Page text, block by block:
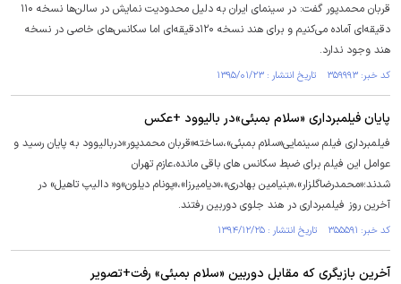
قربان محمدپور گفت: در سینمای ایران به دلیل محدودیت نمایش در سالن‌ها نسخه ۱۱۰
دقیقه‌ای آماده می‌کنیم و برای هند نسخه ۱۲۰دقیقه‌ای اما سکانس‌های خاصی در نسخه
هند وجود ندارد.
کد خبر: ۳۵۹۹۹۳ تاریخ انتشار : ۱۳۹۵/۰۱/۲۳
پایان فیلمبرداری «سلام بمبئی»در بالیوود +عکس
فیلمبرداری فیلم سینمایی«سلام بمبئی»،ساخته«قربان محمدپور»دربالیوود به پایان رسید و
عوامل این فیلم برای ضبط سکانس های باقی مانده،عازم تهران
شدند؛«محمدرضاگلزار»،«بنیامین بهادری»،«دیامیرزا»،«پونام دیلون»و« دالیپ تاهیل» در
آخرین روز فیلمبرداری در هند جلوی دوربین رفتند.
کد خبر: ۳۵۵۵۹۱ تاریخ انتشار : ۱۳۹۴/۱۲/۲۵
آخرین بازیگری که مقابل دوربین «سلام بمبئی» رفت+تصویر